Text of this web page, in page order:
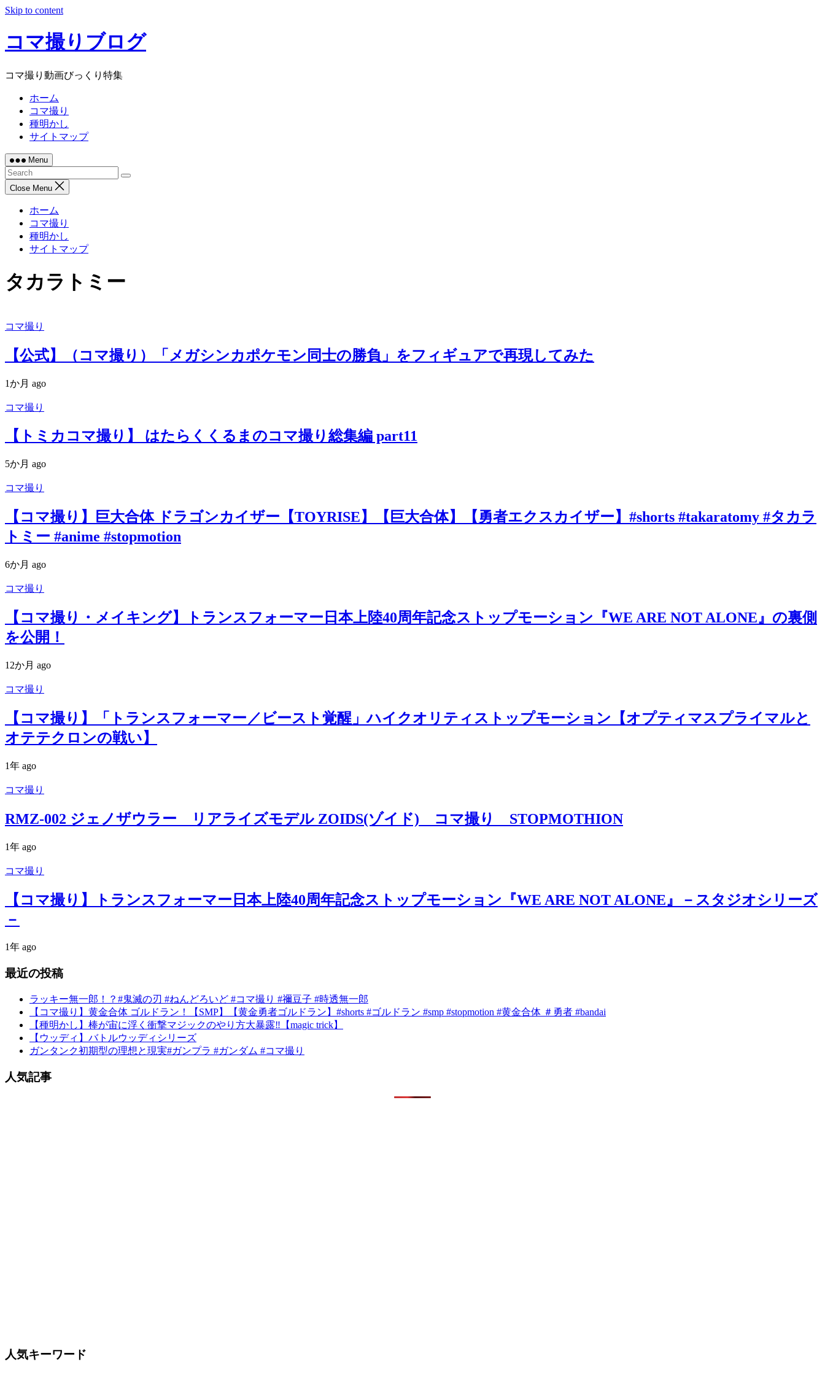
Skip to content
コマ撮りブログ
コマ撮り動画びっくり特集
ホーム
コマ撮り
種明かし
サイトマップ
Menu
Close Menu
ホーム
コマ撮り
種明かし
サイトマップ
タカラトミー
コマ撮り
【公式】（コマ撮り）「メガシンカポケモン同士の勝負」をフィギュアで再現してみた
1か月 ago
コマ撮り
【トミカコマ撮り】 はたらくくるまのコマ撮り総集編 part11
5か月 ago
コマ撮り
【コマ撮り】巨大合体 ドラゴンカイザー【TOYRISE】【巨大合体】【勇者エクスカイザー】#shorts #takaratomy #タカラ
トミー #anime #stopmotion
6か月 ago
コマ撮り
【コマ撮り・メイキング】トランスフォーマー日本上陸40周年記念ストップモーション『WE ARE NOT ALONE』の裏側
を公開！
12か月 ago
コマ撮り
【コマ撮り】「トランスフォーマー／ビースト覚醒」ハイクオリティストップモーション【オプティマスプライマルと
オテテクロンの戦い】
1年 ago
コマ撮り
RMZ-002 ジェノザウラー リアライズモデル ZOIDS(ゾイド) コマ撮り STOPMOTHION
1年 ago
コマ撮り
【コマ撮り】トランスフォーマー日本上陸40周年記念ストップモーション『WE ARE NOT ALONE』－スタジオシリーズ
－
1年 ago
最近の投稿
ラッキー無一郎！？#鬼滅の刃 #ねんどろいど #コマ撮り #禰豆子 #時透無一郎
【コマ撮り】黄金合体 ゴルドラン！【SMP】【黄金勇者ゴルドラン】#shorts #ゴルドラン #smp #stopmotion #黄金合体 ＃勇者 #bandai
【種明かし】棒が宙に浮く衝撃マジックのやり方大暴露‼️【magic trick】
【ウッディ】バトルウッディシリーズ
ガンタンク初期型の理想と現実#ガンプラ #ガンダム #コマ撮り
人気記事
人気キーワード